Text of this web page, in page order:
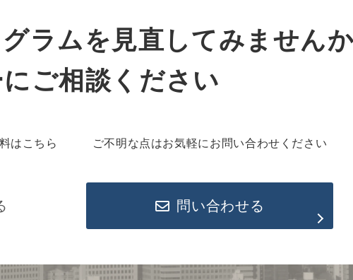
ラムを見直してみません
ご相談ください
はこちら
ご不明な点はお気軽にお問い合わせください
問い合わせる